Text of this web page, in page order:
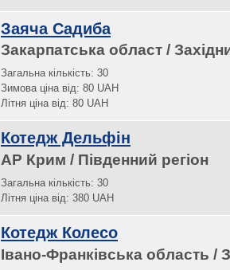
Заяча Садиба
Закарпатська област /
Загальна кількість: 30
Зимова ціна від: 80 UAH
Літня ціна від: 80 UAH
Котедж Дельфін
АР Крим / Південний регіон
Загальна кількість: 30
Літня ціна від: 380 UAH
Котедж Колесо
Івано-Франківська область /